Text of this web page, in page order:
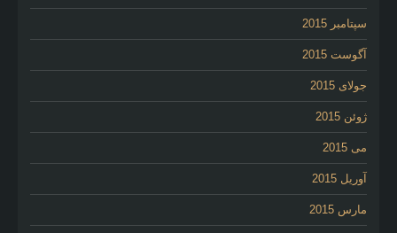
سپتامبر 2015
آگوست 2015
جولای 2015
ژوئن 2015
می 2015
آوریل 2015
مارس 2015